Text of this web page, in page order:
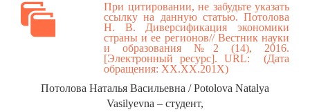
При цитировании, не забудьте указать
ссылку на данную статью. Потолова
Н. В. Диверсификация экономики
страны и ее регионов// Вестник науки
и образования №2 (14), 2016.
[Электронный ресурс]. URL: (Дата
обращения: ХХ.ХХ.201Х)
Потолова Наталья Васильевна / Potolova Natalya
Vasilyevna – студент,